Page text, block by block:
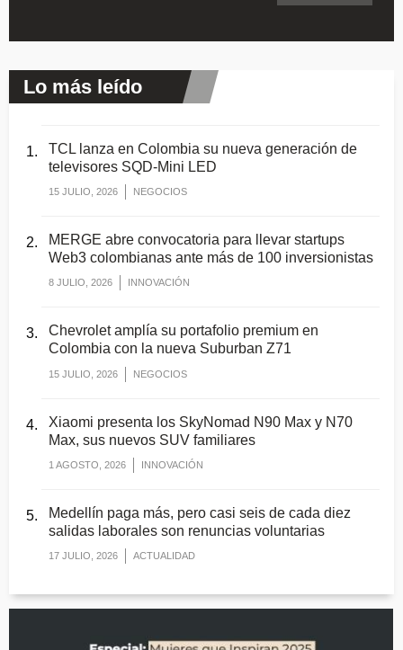
Lo más leído
TCL lanza en Colombia su nueva generación de
televisores SQD-Mini LED
15 JULIO, 2026 NEGOCIOS
MERGE abre convocatoria para llevar startups
Web3 colombianas ante más de 100 inversionistas
8 JULIO, 2026 INNOVACIÓN
Chevrolet amplía su portafolio premium en
Colombia con la nueva Suburban Z71
15 JULIO, 2026 NEGOCIOS
Xiaomi presenta los SkyNomad N90 Max y N70
Max, sus nuevos SUV familiares
1 AGOSTO, 2026 INNOVACIÓN
Medellín paga más, pero casi seis de cada diez
salidas laborales son renuncias voluntarias
17 JULIO, 2026 ACTUALIDAD